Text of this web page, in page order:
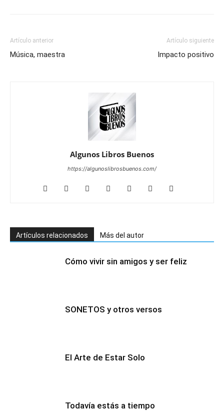
Artículo anterior
Música, maestra
Artículo siguiente
Impacto positivo
Algunos Libros Buenos
https://algunoslibrosbuenos.com/
Artículos relacionados Más del autor
Cómo vivir sin amigos y ser feliz
SONETOS y otros versos
El Arte de Estar Solo
Todavía estás a tiempo